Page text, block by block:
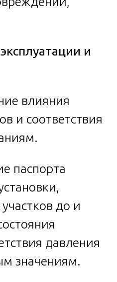
и
влияния
и соответствия
паспорта
до и
давления
значениям.